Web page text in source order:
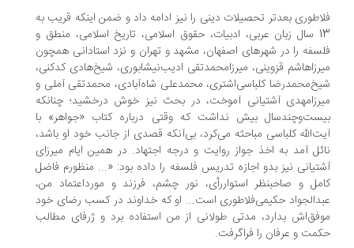
بعدتر تحصیلات دینی را نیز ادامه داد و ضمن اینکه قریب به
13 سال زبان عربی، ادبیات، حقوق اسلامی، تاریخ اسلامی، منطق و
را در شهرهاى اصفهان، مشهد و تهران و نزد استادانى همچون
قزوینی، میرزامحمدتقی ادیب‌نیشابوری، شیخ‌هادی کدکنی،
کلباسی‌اشتری، محمدعلى شاه‌آبادى، محمدتقى آملى و
آشتیانی آموخت، در بحث نیز خوش درخشید؛ چنانکه
بیش نداشت که وقتی درباره کتاب «جواهر» با
کلباسى مباحثه می‌کرد، بی‌آنکه قصدی از جانب خود او باشد،
آمد به اخذ جواز روایت و درجه‌ اجتهاد. در همین ایام میرزای
نیز بدو اجازه تدریس فلسفه را داده بود: «... منظورم فاضل
و صاحبنظر استوار‌رأی، نور چشم، فرزند و مورداعتماد من،
حکیمی‌فلاطوری است... او که خداوند در کسب رضای خود
بدارد، مدتی طولانی از من استفاده برد و ژرفای مطالب
و عرفان را فراگرفت.